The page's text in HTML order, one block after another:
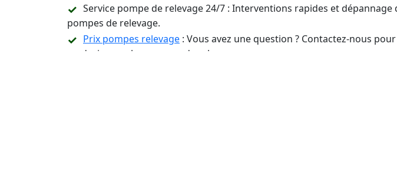
Service pompe de relevage 24/7 : Interventions rapides et
pompes de relevage.
Prix pompes relevage : Vous avez une question ? Contactez-nous
un devis pour les pompes de relevage.